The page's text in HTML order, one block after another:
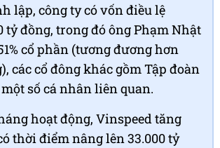
lập, công ty có vốn điều lệ
tỷ đồng, trong đó ông Phạm Nhật
cổ phần (tương đương hơn
các cổ đông khác gồm Tập đoàn
số cá nhân liên quan.
hoạt động, Vinspeed tăng
thời điểm nâng lên 33.000 tỷ